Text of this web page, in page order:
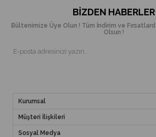
BIZDEN HABERLER
Bültenimize Üye Olun ! Tüm İndirim ve
Olsun !
Kurumsal
Müşteri İlişkileri
Sosyal Medya